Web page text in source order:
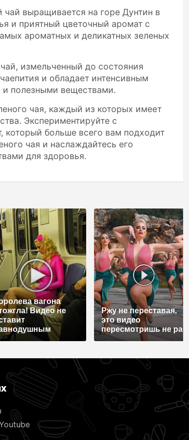
чай выращивается на горе Дунтин в
и приятный цветочный аромат с
ароматных и деликатных зеленых
измельченный до состояния
и обладает интенсивным
и полезными веществами.
чая, каждый из которых имеет
Экспериментируйте с
который больше всего вам подходит
чая и наслаждайтесь его
для здоровья.
вагона
Видео не
Ржу не переставая,
это видео
пересмотришь не раз